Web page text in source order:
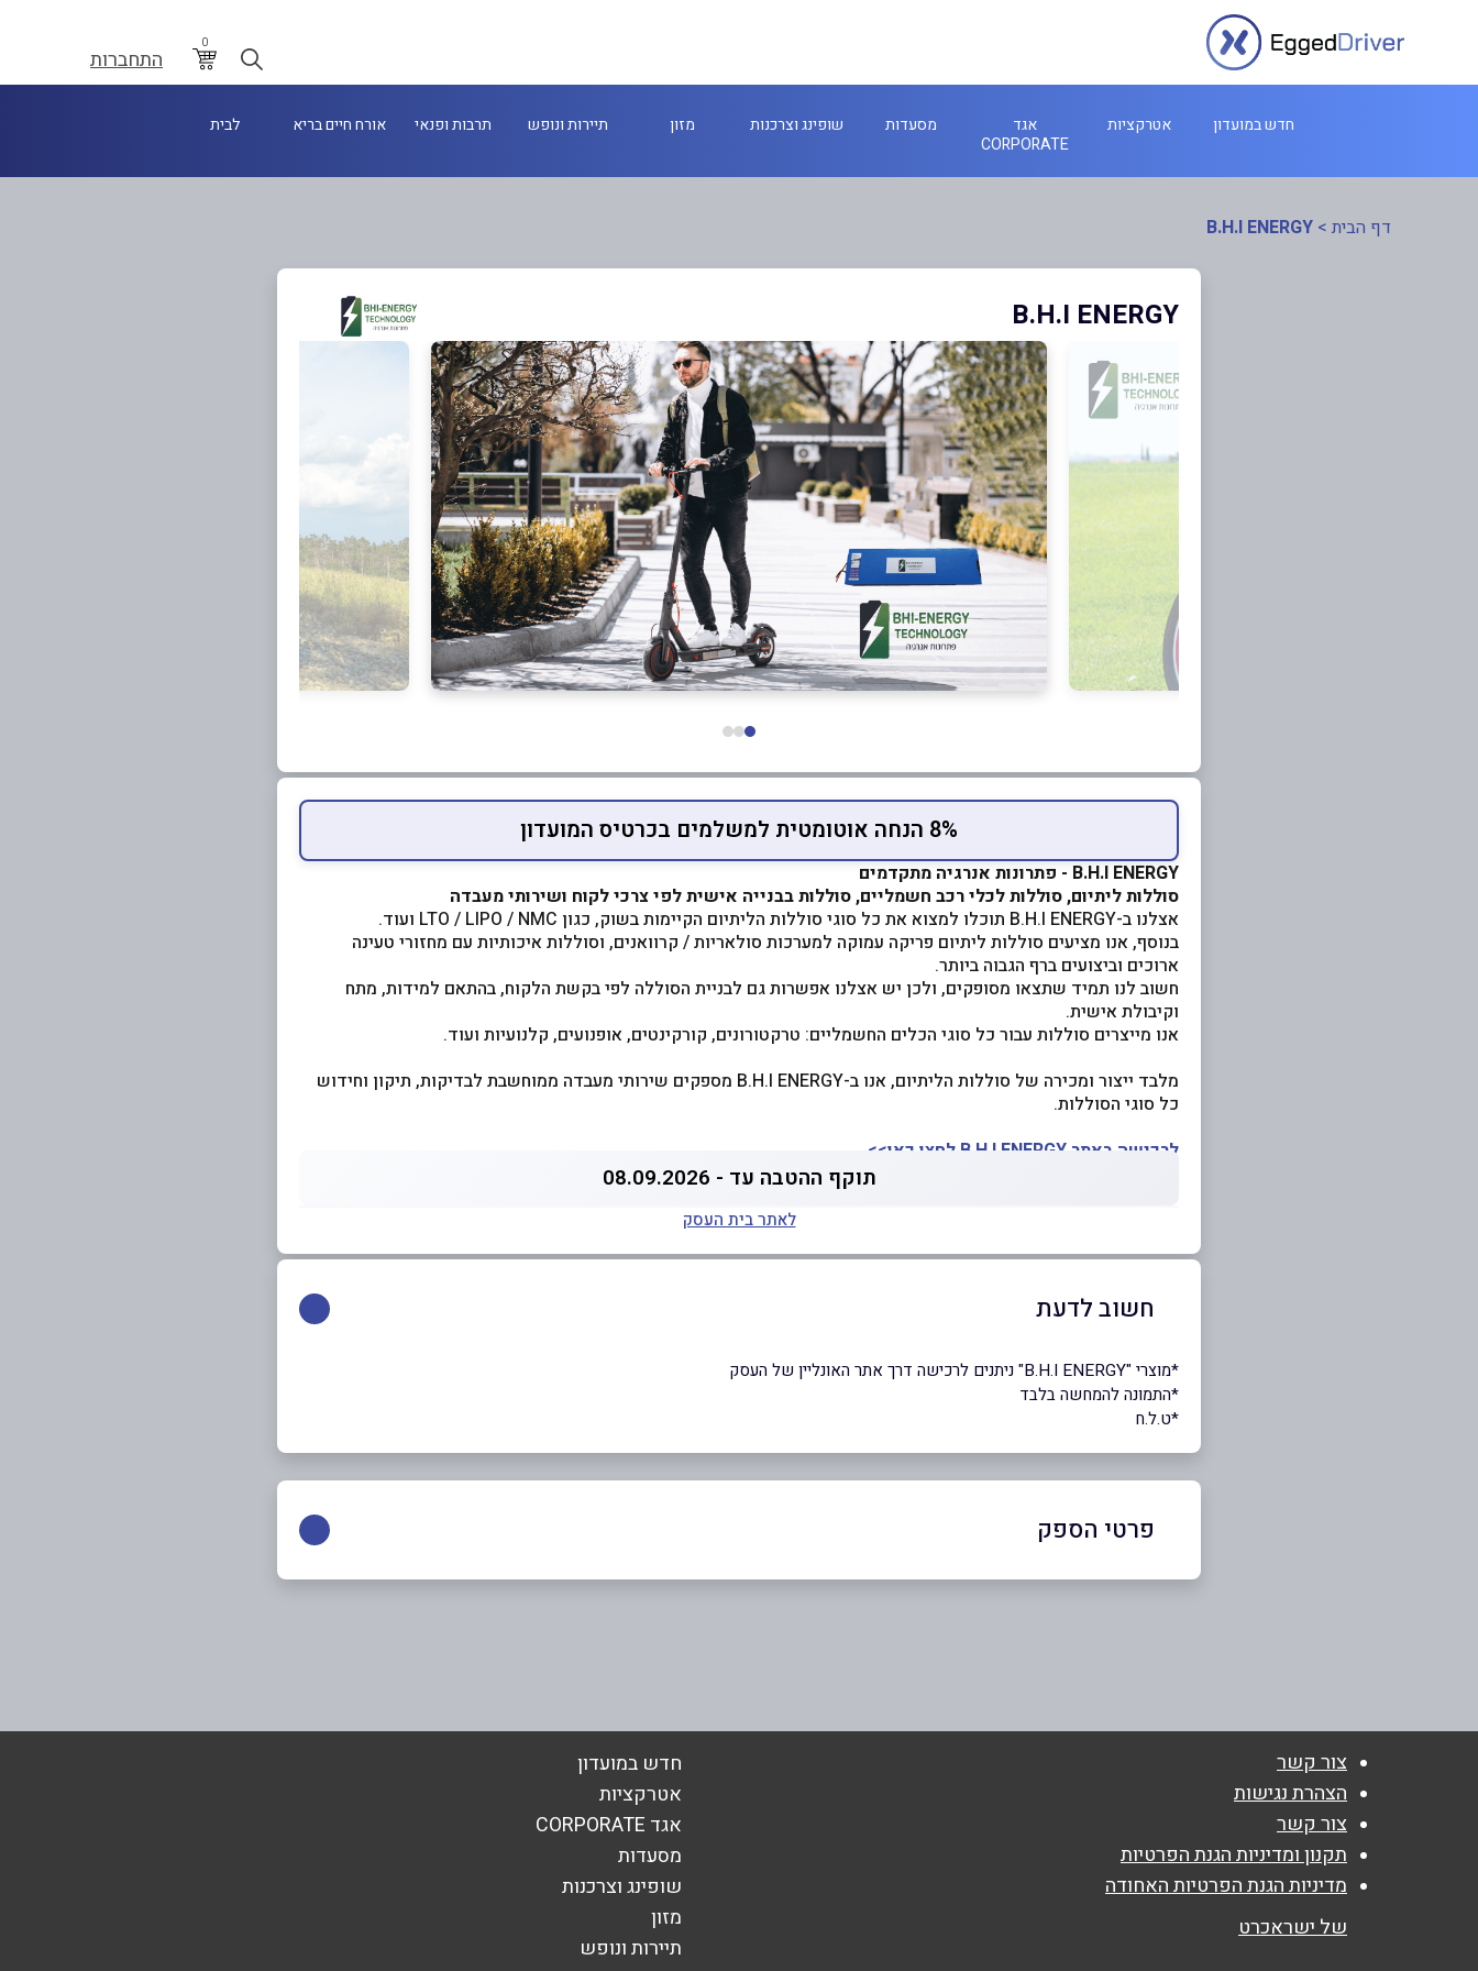
0
התחברות
חדש במועדון אטרקציות
אגד
CORPORATE
מסעדות שופינג וצרכנות מזון תיירות ונופש תרבות ופנאי אורח חיים בריא לבית
דף הבית >
B.H.I ENERGY
B.H.I ENERGY
8% הנחה אוטומטית למשלמים בכרטיס המועדון
B.H.I ENERGY - פתרונות אנרגיה מתקדמים
סוללות ליתיום, סוללות לכלי רכב חשמליים, סוללות בבנייה אישית לפי צרכי לקוח ושירותי מעבדה
אצלנו ב-B.H.I ENERGY תוכלו למצוא את כל סוגי סוללות הליתיום הקיימות בשוק, כגון LTO / LIPO / NMC ועוד.
בנוסף, אנו מציעים סוללות ליתיום פריקה עמוקה למערכות סולאריות / קרוואנים, וסוללות איכותיות עם מחזורי טעינה
ארוכים וביצועים ברף הגבוה ביותר.
חשוב לנו תמיד שתצאו מסופקים, ולכן יש אצלנו אפשרות גם לבניית הסוללה לפי בקשת הלקוח, בהתאם למידות, מתח
וקיבולת אישית.
אנו מייצרים סוללות עבור כל סוגי הכלים החשמליים: טרקטורונים, קורקינטים, אופנועים, קלנועיות ועוד.
מלבד ייצור ומכירה של סוללות הליתיום, אנו ב-B.H.I ENERGY מספקים שירותי מעבדה ממוחשבת לבדיקות, תיקון וחידוש
כל סוגי הסוללות.
לרכישה באתר B.H.I ENERGY לחצו כאן>>
תוקף ההטבה עד - 08.09.2026
לאתר בית העסק
חשוב לדעת
*מוצרי "B.H.I ENERGY" ניתנים לרכישה דרך אתר האונליין של העסק
*התמונה להמחשה בלבד
*ט.ל.ח
פרטי הספק
אימייל*
צור קשר
הצהרת נגישות
צור קשר
תקנון ומדיניות הגנת הפרטיות
מדיניות הגנת הפרטיות האחודה
של ישראכרט
חדש במועדון
אטרקציות
אגד CORPORATE
מסעדות
שופינג וצרכנות
מזון
תיירות ונופש